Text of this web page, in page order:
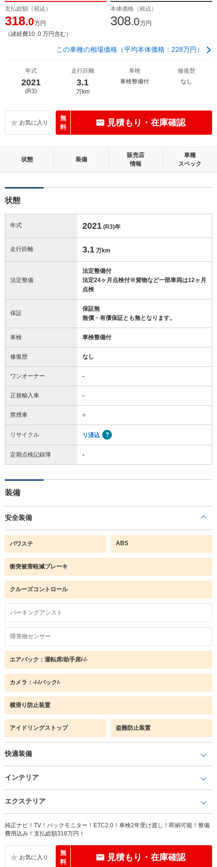
支払総額（税込）
318.0万円
（諸経費10 .0 万円含む）
本体価格（税込）
308.0万円
この車種の相場価格（平均本体価格：228万円）
年式
2021
(R3)
走行距離
3.1
万km
車検
車検整備付
修復歴
なし
無
料
見積もり・在庫確認
状態 装備
販売店
情報
車種
スペック
状態
年式 2021 (R3)年
走行距離 3.1 万km
法定整備
法定整備付
法定24ヶ月点検付※貨物など一部車両は12ヶ月
点検
保証
保証無
無償・有償保証とも無となります。
車検 車検整備付
修復歴 なし
ワンオーナー -
正規輸入車 -
禁煙車 ○
リサイクル リ済込
定期点検記録簿 -
装備
安全装備
パワステ ABS
衝突被害軽減ブレーキ
クルーズコントロール
パーキングアシスト
障害物センサー
エアバック：運転席/助手席/-/-
カメラ：-/-/バック/-
横滑り防止装置
アイドリングストップ 盗難防止装置
快適装備
インテリア
エクステリア
純正ナビ！TV！バックモニター！ETC2.0！車検2年受け渡し！即納可能！整備
費用込み！支払総額318万円！
無
料
見積もり・在庫確認